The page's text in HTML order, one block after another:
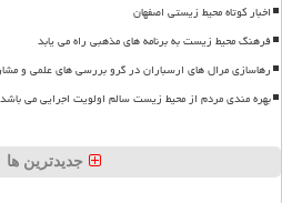
اخبار کوتاه محیط زیستی اصفهان
فرهنگ محیط زیست به برنامه های مذهبی راه می یابد
رهاسازی مرال های ارسباران در گرو بررسی های علمی و
بهره مندی مردم از محیط زیست سالم اولویت اجرایی می باشد
جدیدترین ها